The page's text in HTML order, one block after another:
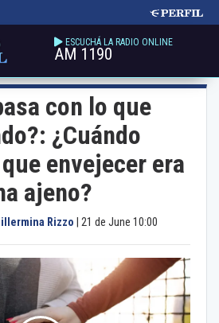
ESCUCHÁ LA RADIO ONLINE
AM 1190
con lo que
¿Cuándo
envejecer era
ajeno?
Rizzo 21 de June 10:00